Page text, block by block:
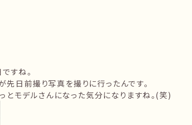
すね。
日前撮り写真を撮りに行ったんです。
とモデルさんになった気分になりますね。(笑)